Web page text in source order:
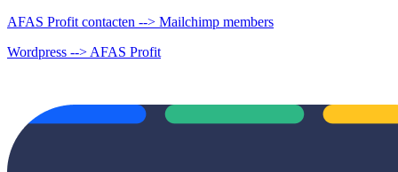
AFAS Profit contacten --> Mailchimp members
Wordpress --> AFAS Profit